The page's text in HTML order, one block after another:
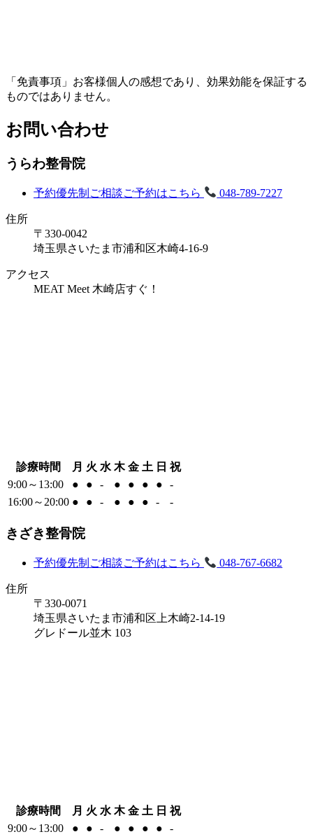
「免責事項」お客様個人の感想であり、効果効能を保証する
ものではありません。
お問い合わせ
うらわ整骨院
予約優先制 ご相談ご予約はこちら 048-789-7227
住所
〒330-0042
埼玉県さいたま市浦和区木崎4-16-9
アクセス
MEAT Meet 木崎店すぐ！
診療時間 月 火 水 木 金 土 日 祝
9:00～13:00
● ● - ● ● ● ●
-
16:00～20:00 ● ● - ● ● ● - -
きざき整骨院
予約優先制 ご相談ご予約はこちら 048-767-6682
住所
〒330-0071
埼玉県さいたま市浦和区上木崎2-14-19
グレドール並木 103
診療時間 月 火 水 木 金 土 日 祝
9:00～13:00
● ● - ● ● ● ●
-